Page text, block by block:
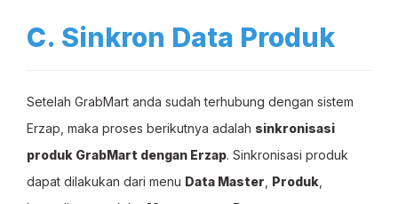
C. Sinkron Data Produk
Setelah GrabMart anda sudah terhubung dengan sistem
Erzap, maka proses berikutnya adalah sinkronisasi
produk GrabMart dengan Erzap. Sinkronisasi produk
dapat dilakukan dari menu Data Master Produk